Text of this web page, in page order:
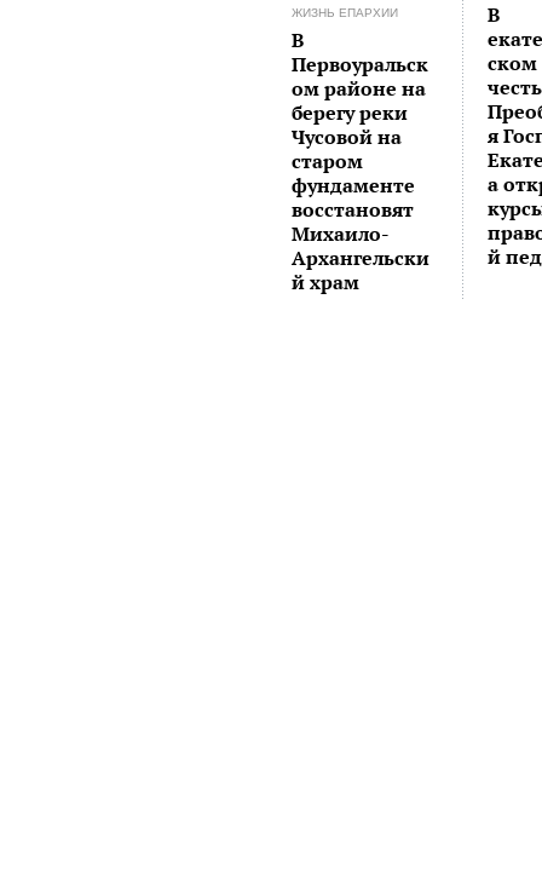
ЖИЗНЬ ЕПАРХИИ
В
Первоуральск
ом районе на
берегу реки
Чусовой на
старом
фундаменте
восстановят
Михаило-
Архангельски
й храм
В
ском
честь
я
а
й